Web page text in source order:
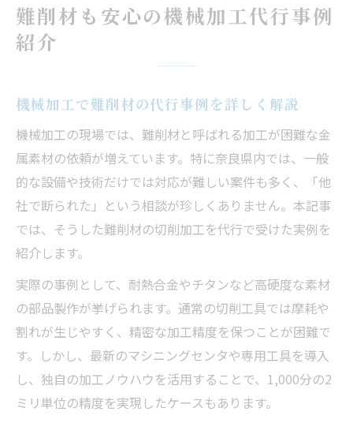
機械加工で他社断り案件をどう解決するか
で
金属加工の機械加工による再チャレンジ方
法
機械加工業者選びで失敗しないポイント解
説
奈良県で実現する高精度切削の秘訣
奈良県の機械加工による高精度切削の実力
高精度を叶える機械加工技術と現場体制
難削材も安心の機械加工対応力とは何か
機械加工で納得の寸法精度を得る方法
機械加工依頼先の選び方を徹底解説
難削材も安心の機械加工代行事例
紹介
機械加工で難削材の代行事例を詳しく解説
機械加工の現場では、難削材と呼ばれる加工が困難な金
属素材の依頼が増えています。特に奈良県内では、一般
的な設備や技術だけでは対応が難しい案件も多く、「他
社で断られた」という相談が珍しくありません。本記事
では、そうした難削材の切削加工を代行で受けた実例を
紹介します。
実際の事例として、耐熱合金やチタンなど高硬度な素材
の部品製作が挙げられます。通常の切削工具では摩耗や
割れが生じやすく、精密な加工精度を保つことが困難で
す。しかし、最新のマシニングセンタや専用工具を導入
し、独自の加工ノウハウを活用することで、1,000分の2
ミリ単位の精度を実現したケースもあります。